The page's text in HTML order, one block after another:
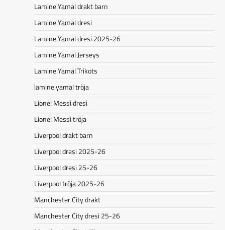
Lamine Yamal drakt barn
Lamine Yamal dresi
Lamine Yamal dresi 2025-26
Lamine Yamal Jerseys
Lamine Yamal Trikots
lamine yamal tröja
Lionel Messi dresi
Lionel Messi tröja
Liverpool drakt barn
Liverpool dresi 2025-26
Liverpool dresi 25-26
Liverpool tröja 2025-26
Manchester City drakt
Manchester City dresi 25-26